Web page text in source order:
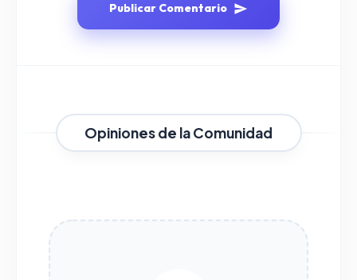
Publicar Comentario
Opiniones de la Comunidad